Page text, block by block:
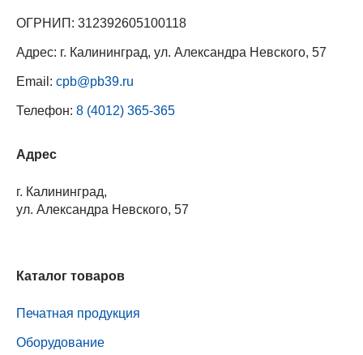
ОГРНИП: 312392605100118
Адрес: г. Калининград, ул. Александра Невского, 57
Email: cpb@pb39.ru
Телефон: 8 (4012) 365-365
Адрес
г. Калининград,
ул. Александра Невского, 57
Каталог товаров
Печатная продукция
Оборудование